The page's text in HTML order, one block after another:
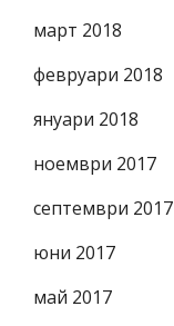
март 2018
февруари 2018
януари 2018
ноември 2017
септември 2017
юни 2017
май 2017